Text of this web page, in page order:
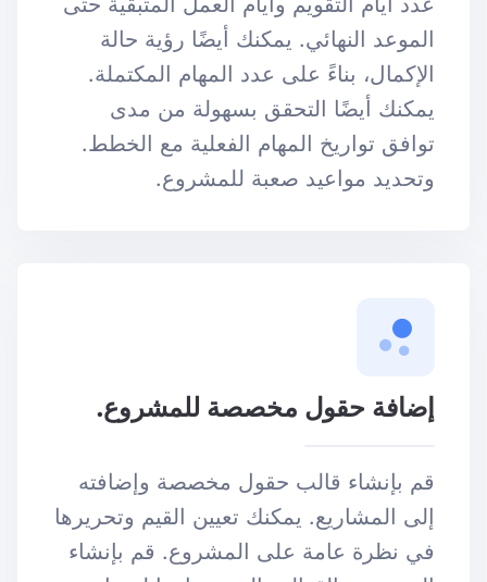
الموعد النهائي. يمكنك أيضًا رؤية حالة
الإكمال، بناءً على عدد المهام المكتملة.
يمكنك أيضًا التحقق بسهولة من مدى
توافق تواريخ المهام الفعلية مع الخطط.
وتحديد مواعيد صعبة للمشروع.
إضافة حقول مخصصة للمشروع.
قم بإنشاء قالب حقول مخصصة وإضافته
إلى المشاريع. يمكنك تعيين القيم وتحريرها
في نظرة عامة على المشروع. قم بإنشاء